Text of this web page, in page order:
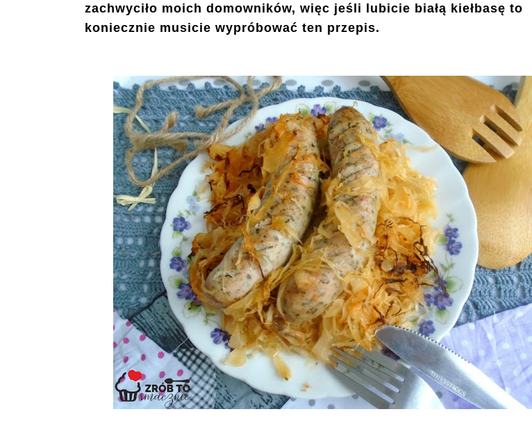
zachwyciło moich domowników, więc jeśli lubicie białą kiełbasę to
koniecznie musicie wypróbować ten przepis.